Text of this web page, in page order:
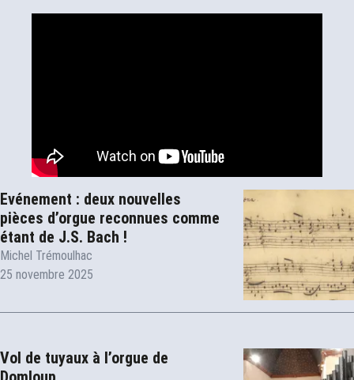
Evénement : deux nouvelles
pièces d’orgue reconnues comme
étant de J.S. Bach !
Michel Trémoulhac
25 novembre 2025
Vol de tuyaux à l’orgue de